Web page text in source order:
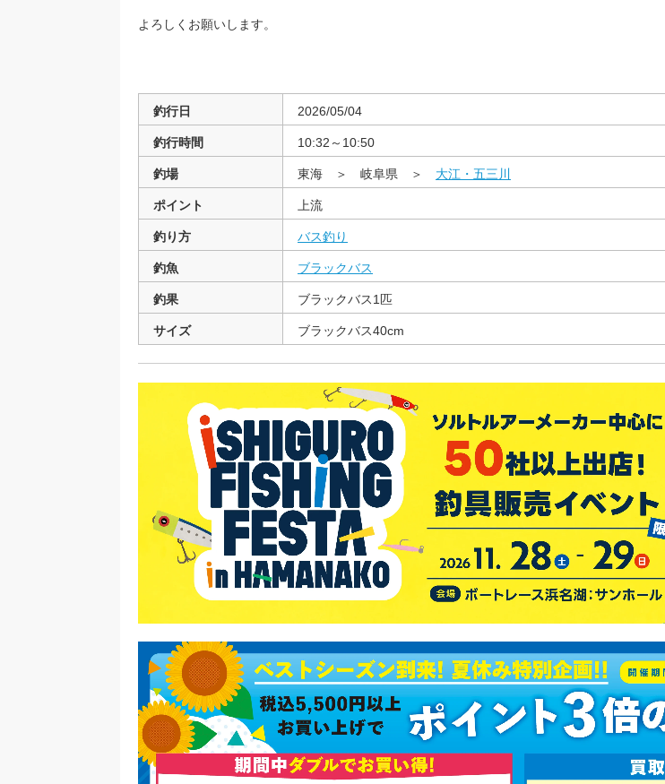
よろしくお願いします。
釣行日 2026/05/04
釣行時間 10:32～10:50
釣場 東海 ＞ 岐阜県 ＞ 大江・五三川
ポイント 上流
釣り方 バス釣り
釣魚 ブラックバス
釣果 ブラックバス1匹
サイズ ブラックバス40cm